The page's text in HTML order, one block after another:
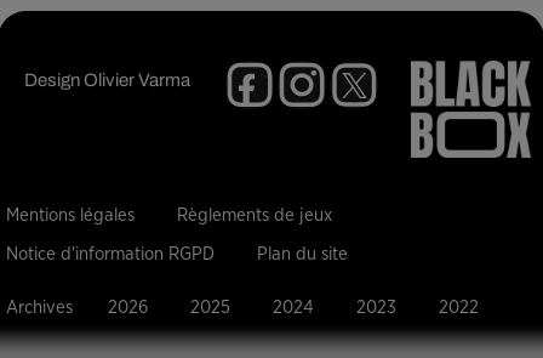
DesignOlivier Varma
Mentions légales Règlements de jeux
Notice d'information RGPD Plan du site
Archives 2026 2025 2024 2023 2022